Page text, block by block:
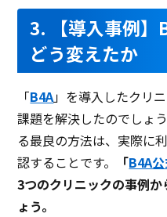
3. 【導入事例】
どう変えたか
「B4A」を導入したクリ
課題を解決したのでしょ
る最良の方法は、実際に
認することです。
「B4A
3つのクリニックの事例
ょう。